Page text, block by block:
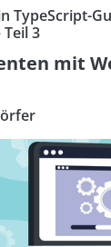
TypeScript-
3
mit